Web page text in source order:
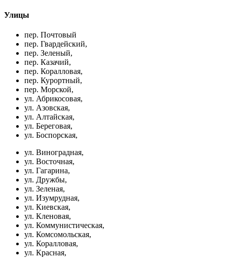
Улицы
пер. Почтовый
пер. Гвардейский,
пер. Зеленый,
пер. Казачий,
пер. Коралловая,
пер. Курортный,
пер. Морской,
ул. Абрикосовая,
ул. Азовская,
ул. Алтайская,
ул. Береговая,
ул. Боспорская,
ул. Виноградная,
ул. Восточная,
ул. Гагарина,
ул. Дружбы,
ул. Зеленая,
ул. Изумрудная,
ул. Киевская,
ул. Кленовая,
ул. Коммунистическая,
ул. Комсомольская,
ул. Коралловая,
ул. Красная,